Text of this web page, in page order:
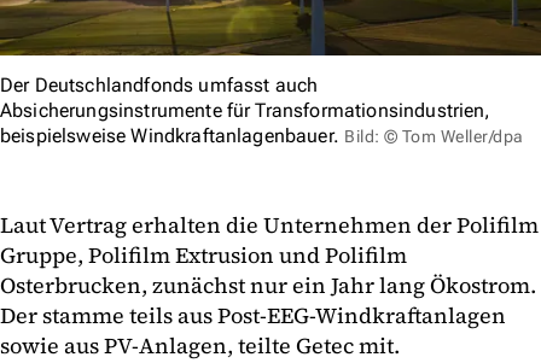
Der Deutschlandfonds umfasst auch
Absicherungsinstrumente für Transformationsindustrien,
beispielsweise Windkraftanlagenbauer. Bild: © Tom Weller/dpa
Laut Vertrag erhalten die Unternehmen der Polifilm
Gruppe, Polifilm Extrusion und Polifilm
Osterbrucken, zunächst nur ein Jahr lang Ökostrom.
Der stamme teils aus Post-EEG-Windkraftanlagen
sowie aus PV-Anlagen, teilte Getec mit.